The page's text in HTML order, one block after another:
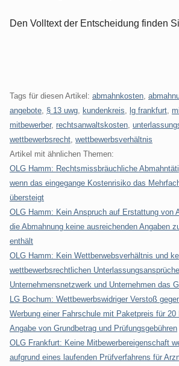
Den Volltext der Entscheidung finden
Tags für diesen Artikel: abmahnkosten
angebote § 13 uwg kundenkreis lg frankfurt
mitbewerber, rechtsanwaltskosten
wettbewerbsrecht wettbewerbsverhältnis
Artikel mit ähnlichen Themen:
OLG Hamm: Rechtsmissbräuchliche
wenn das eingegange Kostenrisiko das
übersteigt
OLG Hamm: Kein Anspruch auf Erstattung von
die Abmahnung keine ausreichenden Angaben
enthält
OLG Hamm: Kein Wettberwebsverhältnis und
wettbewerbsrechtlichen
Unternehmensnetzwerk und Unternehmen das
LG Bochum: Wettbewerbswidriger Verstoß
Werbung einer Fahrschule mit Paketpreis für 20
Angabe von Grundbetrag und Prüfungsgebühren
OLG Frankfurt: Keine Mitbewerbereigenschaft
aufgrund eines laufenden Prüfverfahrens für